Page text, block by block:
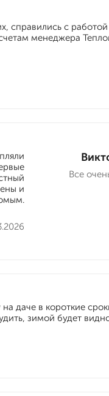
справились с
менеджера
Все
и
даче в короткие
зимой будет